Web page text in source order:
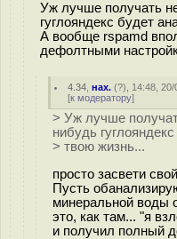
Уж лучше получать
гуглояндекс будет
А вообще rspamd
дефолтными
4.34 ,нах. (?), 14:48, 20/
[к модератору]
> Уж лучше
нибудь
> твою жизнь...
просто засвети
Пусть
минеральной воды
это, как там... "я
и получил полный